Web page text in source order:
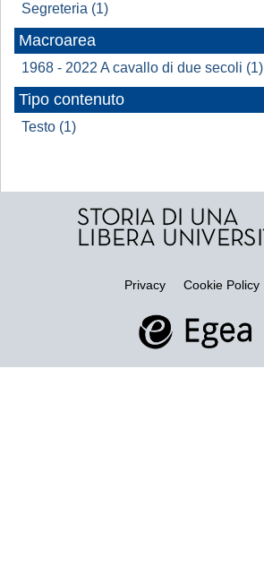
Segreteria (1)
Macroarea
1968 - 2022 A cavallo di due secoli (1)
Tipo contenuto
Testo (1)
Privacy Cookie Policy